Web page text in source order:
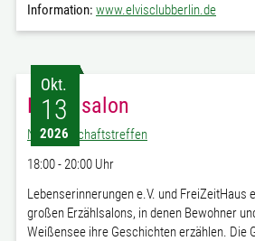
Information: www.elvisclubberlin.de
Okt.
13
2026
Erzählsalon
Nachbarschaftstreffen
18:00 - 20:00 Uhr
Lebenserinnerungen e.V. und FreiZeitHaus
großen Erzählsalons, in denen Bewohner
Weißensee ihre Geschichten erzählen. Die